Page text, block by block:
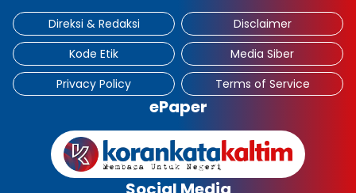
Direksi & Redaksi
Disclaimer
Kode Etik
Media Siber
Privacy Policy
Terms of Service
ePaper